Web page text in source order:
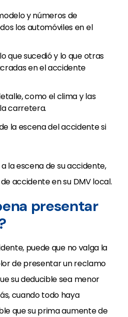
y números de
los automóviles en el
que sucedió y lo que otras
en el accidente
como el clima y las
carretera.
la escena del accidente si
la escena de su accidente,
accidente en su DMV local.
presentar
puede que no valga la
de presentar un reclamo
su deducible sea menor
cuando todo haya
que su prima aumente de